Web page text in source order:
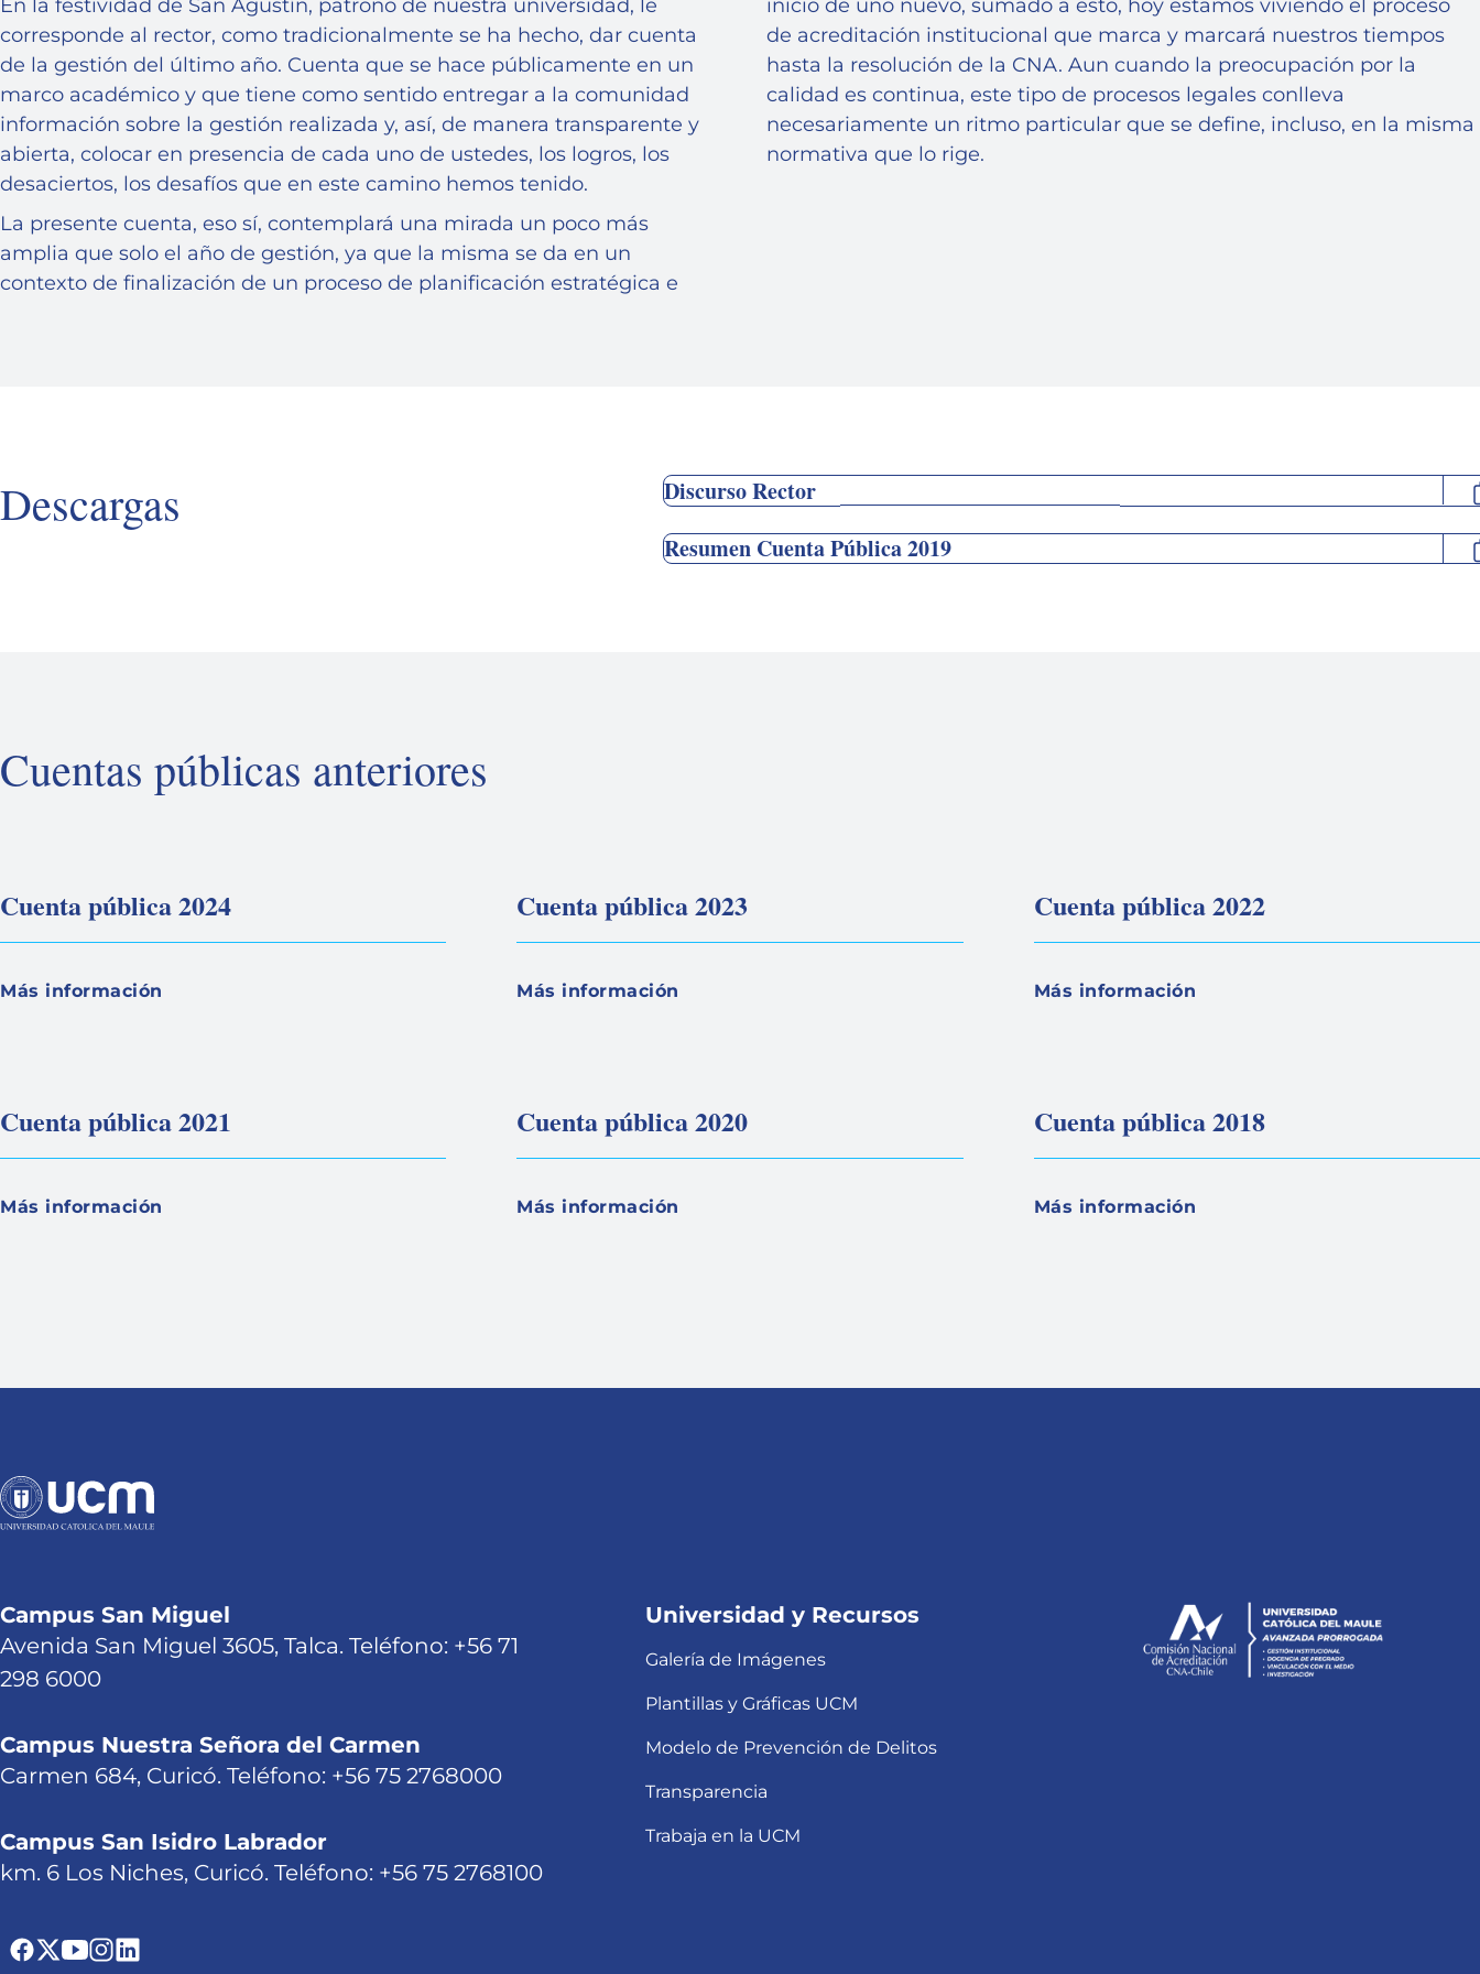
En la festividad de San Agustín, patrono de nuestra universidad, le
corresponde al rector, como tradicionalmente se ha hecho, dar cuenta
de la gestión del último año. Cuenta que se hace públicamente en un
marco académico y que tiene como sentido entregar a la comunidad
información sobre la gestión realizada y, así, de manera transparente y
abierta, colocar en presencia de cada uno de ustedes, los logros, los
desaciertos, los desafíos que en este camino hemos tenido.
La presente cuenta, eso sí, contemplará una mirada un poco más
amplia que solo el año de gestión, ya que la misma se da en un
contexto de finalización de un proceso de planificación estratégica e
inicio de uno nuevo, sumado a esto, hoy estamos viviendo el proceso
de acreditación institucional que marca y marcará nuestros tiempos
hasta la resolución de la CNA. Aun cuando la preocupación por la
calidad es continua, este tipo de procesos legales conlleva
necesariamente un ritmo particular que se define, incluso, en la misma
normativa que lo rige.
Descargas
Discurso Rector
Resumen Cuenta Pública 2019
Cuentas públicas anteriores
Cuenta pública 2024
Más información
Cuenta pública 2023
Más información
Cuenta pública 2022
Más información
Cuenta pública 2021
Más información
Cuenta pública 2020
Más información
Cuenta pública 2018
Más información
Campus San Miguel
Avenida San Miguel 3605, Talca. Teléfono: +56 71
298 6000
Campus Nuestra Señora del Carmen
Carmen 684, Curicó. Teléfono: +56 75 2768000
Campus San Isidro Labrador
km. 6 Los Niches, Curicó. Teléfono: +56 75 2768100
Universidad y Recursos
Galería de Imágenes
Plantillas y Gráficas UCM
Modelo de Prevención de Delitos
Transparencia
Trabaja en la UCM